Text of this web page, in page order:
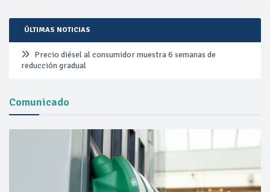
ÚLTIMAS NOTICIAS
Precio diésel al consumidor muestra 6 semanas de
reducción gradual
Pemex ante la refinación clandestina
Petrobras duplica ganancias en segundo trimestre por
precios del petróleo y producción récord
Cautela en el mercado por conversaciones Irán-Omán
mantienen precios al alza
Comunicado